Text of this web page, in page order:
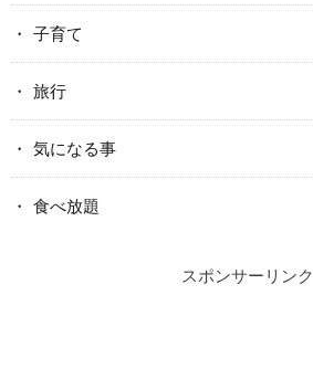
子育て
旅行
気になる事
食べ放題
スポンサーリンク